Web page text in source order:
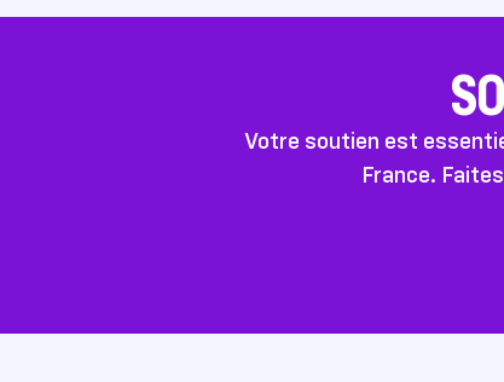
Votre soutien est
France.